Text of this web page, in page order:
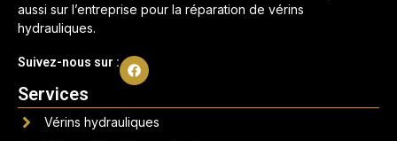
aussi sur l’entreprise pour la réparation de vérins
hydrauliques.
Suivez-nous sur :
Services
Vérins hydrauliques